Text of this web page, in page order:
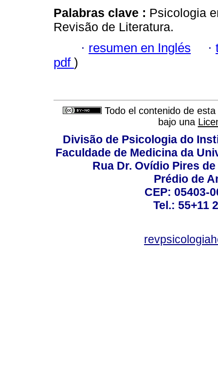
Palabras clave : Psicologia
Revisão de Literatura.
· resumen en Inglés ·
pdf )
Todo el contenido de
bajo una
Divisão de Psicologia do
Faculdade de Medicina da
Rua Dr. Ovídio Pires
Prédio de
CEP: 05403-
Tel.: 55+11